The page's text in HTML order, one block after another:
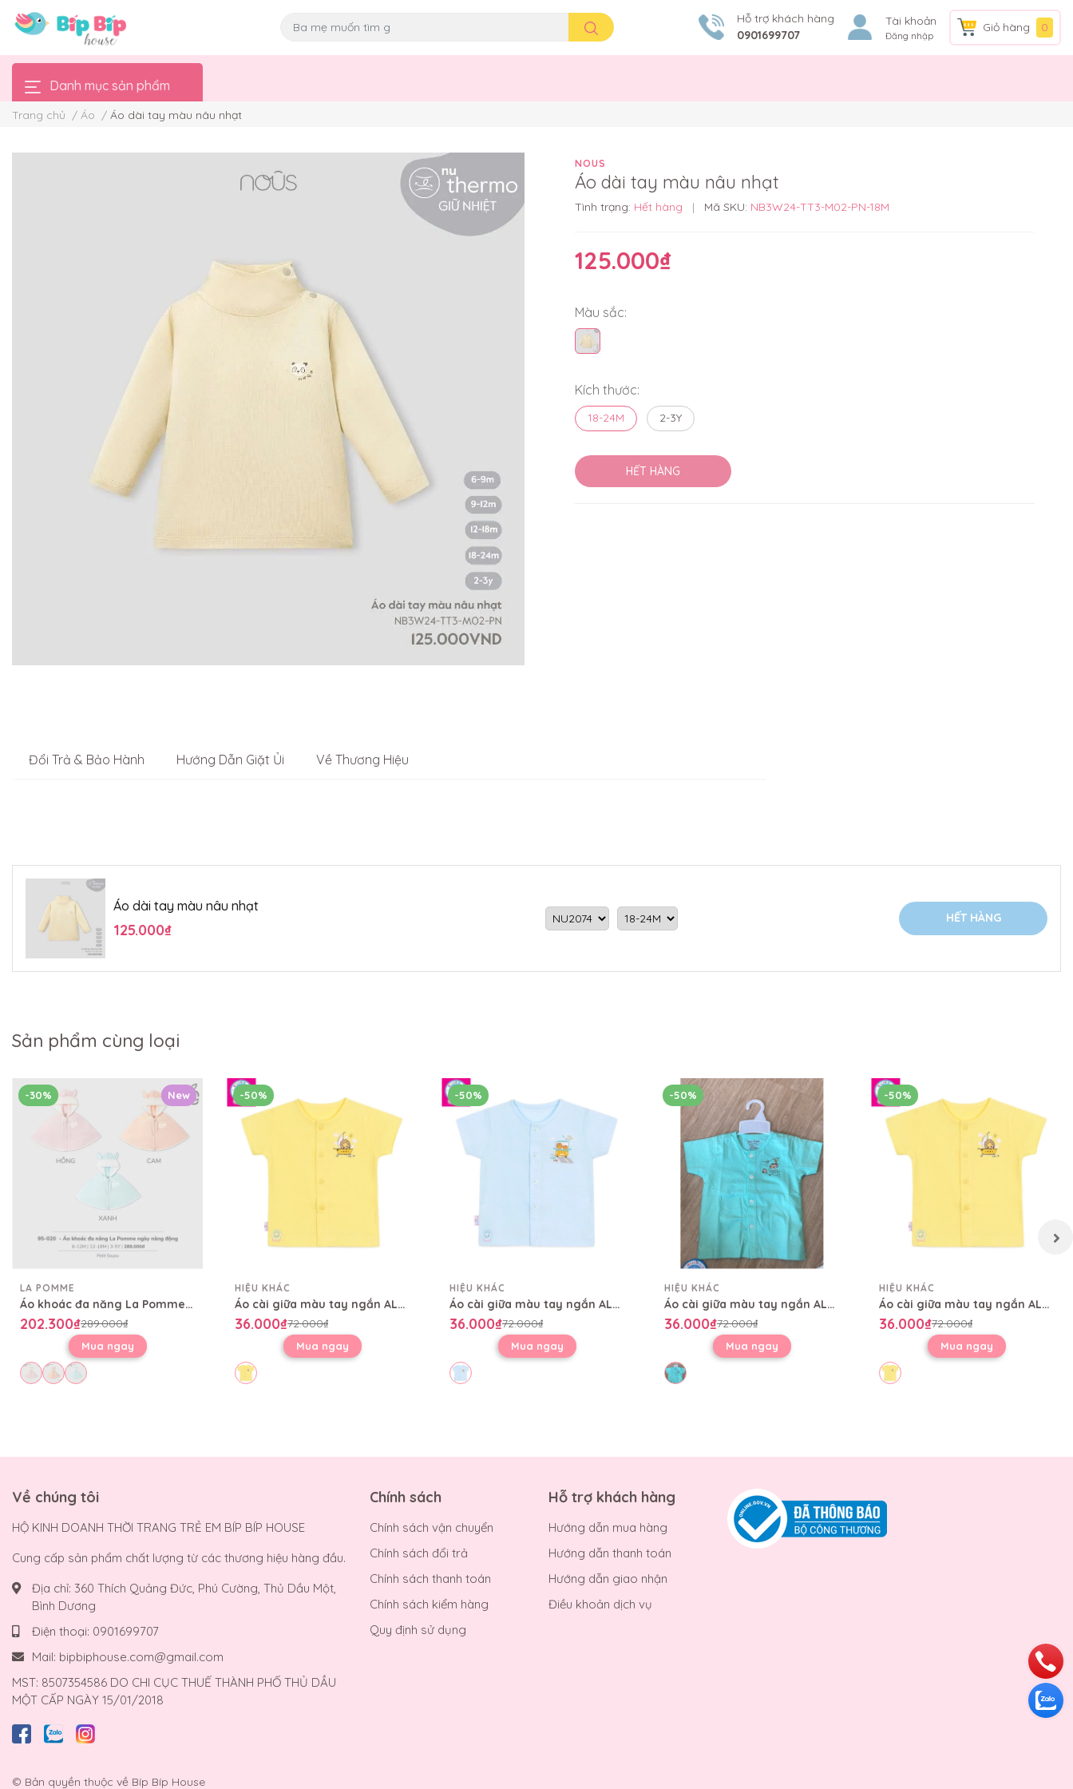
Hỗ trợ khách hàng
0901699707
Tài khoản
Đăng nhập
Giỏ hàng 0
Danh mục sản phẩm
Trang chủ / Áo / Áo dài tay màu nâu nhạt
NOUS
Áo dài tay màu nâu nhạt
Tình trạng: Hết hàng | Mã SKU: NB3W24-TT3-M02-PN-18M
125.000₫
Màu sắc:
Kích thước:
18-24M 2-3Y
HẾT HÀNG
Đổi Trả & Bảo Hành Hướng Dẫn Giặt Ủi Về Thương Hiệu
Áo dài tay màu nâu nhạt
125.000₫
HẾT HÀNG
Sản phẩm cùng loại
New
-30%
LA POMME
Áo khoác đa năng La Pomme ngày năng động
202.300₫289.000₫
Mua ngay
-50%
HIỆU KHÁC
Áo cài giữa màu tay ngắn AL0004
36.000₫72.000₫
Mua ngay
-50%
HIỆU KHÁC
Áo cài giữa màu tay ngắn AL0004
36.000₫72.000₫
Mua ngay
-50%
HIỆU KHÁC
Áo cài giữa màu tay ngắn AL0004
36.000₫72.000₫
Mua ngay
-50%
HIỆU KHÁC
Áo cài giữa màu tay ngắn AL0004
36.000₫72.000₫
Mua ngay
Về chúng tôi
HỘ KINH DOANH THỜI TRANG TRẺ EM BÍP BÍP HOUSE
Cung cấp sản phẩm chất lượng từ các thương hiệu hàng đầu.
Địa chỉ: 360 Thích Quảng Đức, Phú Cường, Thủ Dầu Một,
Bình Dương
Điện thoại: 0901699707
Mail: bipbiphouse.com@gmail.com
MST: 8507354586 DO CHI CỤC THUẾ THÀNH PHỐ THỦ DẦU
MỘT CẤP NGÀY 15/01/2018
Chính sách
Chính sách vận chuyển
Chính sách đổi trả
Chính sách thanh toán
Chính sách kiểm hàng
Quy định sử dụng
Hỗ trợ khách hàng
Hướng dẫn mua hàng
Hướng dẫn thanh toán
Hướng dẫn giao nhận
Điều khoản dịch vụ
© Bản quyền thuộc về Bíp Bíp House